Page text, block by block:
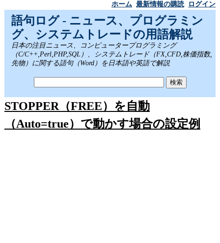
ホーム 最新情報の購読 ログイン
語句ログ - ニュース、プログラミン
グ、システムトレードの用語解説
日本の注目ニュース、コンピュータープログラミング
（C/C++,Perl,PHP,SQL）、システムトレード（FX,CFD,株価指数,
先物）に関する語句（Word）を日本語や英語で解説
STOPPER（FREE）を自動
（Auto=true）で動かす場合の設定例